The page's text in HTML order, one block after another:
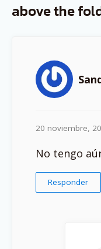
above the
20 noviembre,
No tengo
Responder